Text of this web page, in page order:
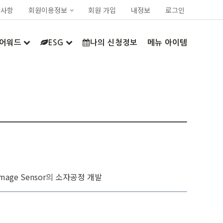
항 회원이용정보 회원 가입 내정보 로그인
워드 ESG 나의 신청정보 메뉴 아이템
Sensor의 소자공정 개발